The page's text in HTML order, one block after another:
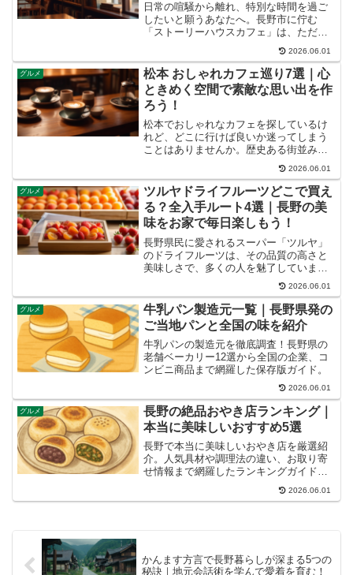
日常の喧騒から離れ、特別な時間を過ご
したいと願うあなたへ。長野市に佇む
「ストーリーハウスカフェ」は、ただの
カフェではなく、訪れるたびに新しい物
語が生まれるような、心温まる空間で
す。この記事では、ストーリーハウスカ
フェの魅力からおすすめメニュ...
2026.06.01
グルメ
松本 おしゃれカフェ巡り7選｜心
ときめく空間で素敵な思い出を作
ろう！
松本でおしゃれなカフェを探しているけ
れど、どこに行けば良いか迷ってしまう
ことはありませんか。歴史ある街並みに
溶け込むレトロな空間から、モダンで洗
練された最新スポットまで、松本には魅
力的なカフェがたくさんあります。この
記事を読めば、あなたの気...
2026.06.01
グルメ
ツルヤドライフルーツどこで買え
る？全入手ルート4選｜長野の美
味をお家で毎日楽しもう！
長野県民に愛されるスーパー「ツルヤ」
のドライフルーツは、その品質の高さと
美味しさで、多くの人を魅了していま
す。「どこで買えるの？」「どんな種類
があるの？」と気になっている方も多い
のではないでしょうか。この記事では、
ツルヤドライフルーツの購入...
2026.06.01
グルメ
牛乳パン製造元一覧｜長野県発の
ご当地パンと全国の味を紹介
牛乳パンの製造元を徹底調査！長野県の
老舗ベーカリー12選から全国の企業、コ
ンビニ商品まで網羅した保存版ガイド。
2026.06.01
グルメ
長野の絶品おやき店ランキング｜
本当に美味しいおすすめ5選
長野で本当に美味しいおやき店を厳選紹
介。人気具材や調理法の違い、お取り寄
せ情報まで網羅したランキングガイドで
2026.06.01
かんます方言で長野暮らしが深まる5つの
秘訣｜地元会話術を学んで愛着を育む！